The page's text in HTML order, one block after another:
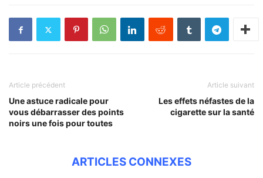
Article précédent
Une astuce radicale pour
vous débarrasser des points
noirs une fois pour toutes
Article suivant
Les effets néfastes de la
cigarette sur la santé
ARTICLES CONNEXES